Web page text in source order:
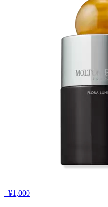
+¥1,000